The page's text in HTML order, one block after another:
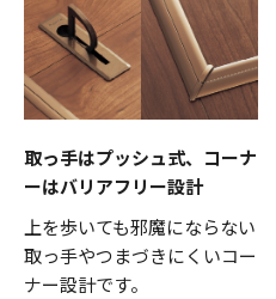
取っ手はプッシュ式、 コーナ
ーはバリアフリー設計
上を歩いても邪魔にならない
取っ手やつまづきにくいコー
ナー設計です。